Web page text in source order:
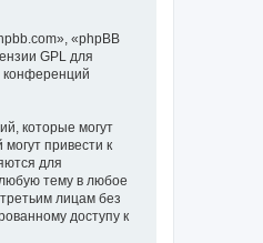
«phpBB
GPL для
конференций
которые могут
привести к
для
тему в любое
лицам без
доступу к